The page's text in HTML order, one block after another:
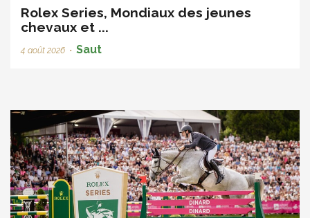
Rolex Series, Mondiaux des jeunes
chevaux et ...
4 août 2026 • Saut